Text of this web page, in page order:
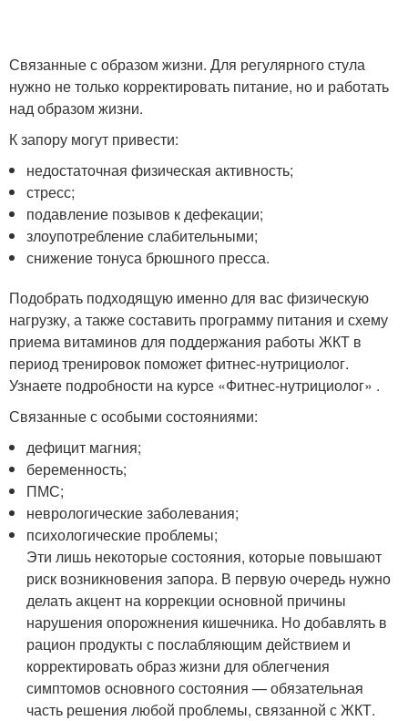
Связанные с образом жизни. Для регулярного стула
нужно не только корректировать питание, но и работать
над образом жизни.
К запору могут привести:
недостаточная физическая активность;
стресс;
подавление позывов к дефекации;
злоупотребление слабительными;
снижение тонуса брюшного пресса.
Подобрать подходящую именно для вас физическую
нагрузку, а также составить программу питания и схему
приема витаминов для поддержания работы ЖКТ в
период тренировок поможет фитнес-нутрициолог.
Узнаете подробности на курсе «Фитнес-нутрициолог» .
Связанные с особыми состояниями:
дефицит магния;
беременность;
ПМС;
неврологические заболевания;
психологические проблемы;
Эти лишь некоторые состояния, которые повышают
риск возникновения запора. В первую очередь нужно
делать акцент на коррекции основной причины
нарушения опорожнения кишечника. Но добавлять в
рацион продукты с послабляющим действием и
корректировать образ жизни для облегчения
симптомов основного состояния — обязательная
часть решения любой проблемы, связанной с ЖКТ.